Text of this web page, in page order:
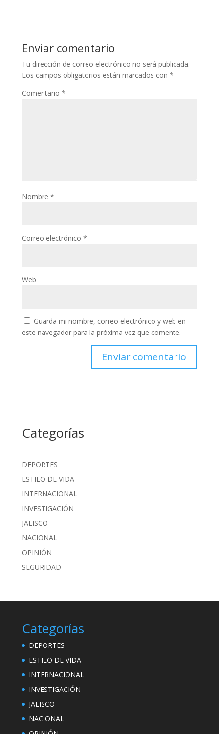
Enviar comentario
Tu dirección de correo electrónico no será publicada.
Los campos obligatorios están marcados con *
Comentario *
Nombre *
Correo electrónico *
Web
Guarda mi nombre, correo electrónico y web en
este navegador para la próxima vez que comente.
Categorías
DEPORTES
ESTILO DE VIDA
INTERNACIONAL
INVESTIGACIÓN
JALISCO
NACIONAL
OPINIÓN
SEGURIDAD
Categorías
DEPORTES
ESTILO DE VIDA
INTERNACIONAL
INVESTIGACIÓN
JALISCO
NACIONAL